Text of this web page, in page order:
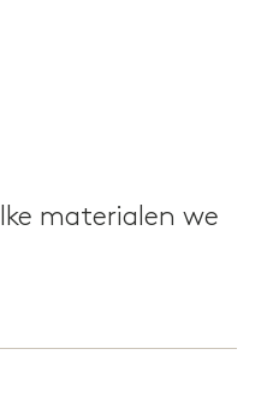
materialen we